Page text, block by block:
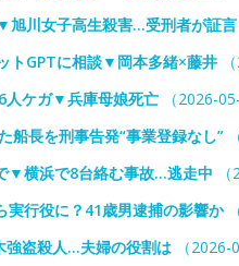
川女子高生殺害…受刑者が証言
トGPTに相談▼岡本多緒×藤井
人ケガ▼兵庫母娘死亡 （2026-
長を刑事告発“事業登録なし”
▼横浜で8台絡む事故…逃走中
行役に？41歳男逮捕の影響か
盗殺人…夫婦の役割は （2026-